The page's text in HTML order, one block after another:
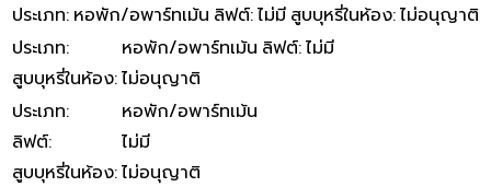
ประเภท: หอพัก/อพาร์ทเม้น ลิฟต์:ไม่มี สูบบุหรี่ในห้อง:ไม่อนุญาติ
ประเภท: หอพัก/อพาร์ทเม้น ลิฟต์:ไม่มี
สูบบุหรี่ในห้อง:ไม่อนุญาติ
ประเภท:
หอพัก/อพาร์ทเม้น
ลิฟต์:
ไม่มี
สูบบุหรี่ในห้อง:ไม่อนุญาติ